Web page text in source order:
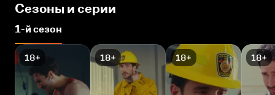
Сезоны и серии
1-й сезон
18+ 18+ 18+ 18+